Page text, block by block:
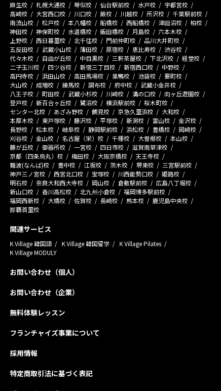
麻生校 札幌大通校 琴似校 仙台駅前校 水戸校
宇都宮校
高崎校
大宮西口校 川口校 蕨校 川越校 所沢校
千葉駅前校
南流山校
松戸校 本八幡校 船橋校 西船橋校 津田沼校
柏校
神田校
神保町校 水道橋校 飯田橋校 月島校
六本木校
上野校
西日暮里校 北千住校 門前仲町校
品川大井町校
五反田校
武蔵小山校 蒲田校 原宿校 恵比寿校
渋谷校
代々木校
自由が丘校 中目黒校 三軒茶屋校 下北沢校
経堂校
二子玉川校
四ツ谷校 新宿三丁目校 新宿西口校
中野校
高円寺校
浜田山校 高田馬場校 巣鴨校 池袋校
要町校
大山校
成増校 練馬校 調布校 府中校
武蔵小金井校
八王子校
町田校 武蔵小杉校 川崎校 溝の口校
向ヶ丘遊園校
登戸校
新百合ヶ丘校 鷺沼校 横浜駅前校
桜木町校
センター北校
あざみ野校 鶴見校 京急久里浜校
大和校
本厚木校
東戸塚校 藤沢校 平塚校 新潟校 富山校
金沢校
長野校
松本校 岐阜校 静岡駅前校 浜松校 豊橋校
岡崎校
刈谷校
金山校 名古屋（栄）校 千種校 大曽根校
本山校
藤が丘校
御器所校 一宮校 四日市校
滋賀南草津校
京都（四条烏丸）校
梅田校 大阪京橋校
天王寺校
難波(なんば)校
豊中校 江坂校 茨木校 堺東校
三宮駅前校
神戸三ノ宮校
西宮北口校 宝塚校 川西能勢口校
姫路校
明石校
奈良大和西大寺校 岡山校 倉敷駅前校
広島八丁堀校
新山口校
香川高松校 北九州小倉校
福岡博多駅前校
福岡西新校
大橋校 佐賀校 長崎校 熊本校
鹿児島中央校
那覇首里校
関連サービス
K Village 韓国語 K Village 韓国留学
K Village Pilates
K Village MODULY
お問い合わせ（個人）
お問い合わせ（企業）
無料体験レッスン
フランチャイズ事業について
採用情報
特定商取引法に基づく表記